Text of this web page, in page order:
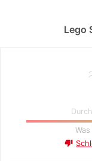
thumb_down
Lego